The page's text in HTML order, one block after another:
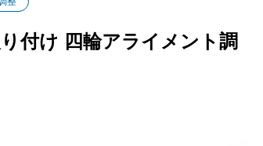
付け 四輪アライメント調